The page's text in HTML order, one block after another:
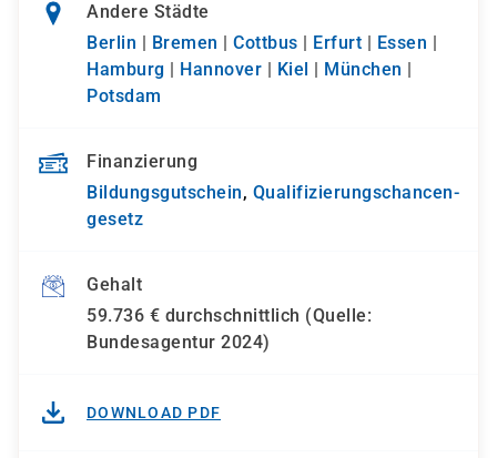
Andere Städte
Berlin | Bremen | Cottbus | Erfurt | Essen |
Hamburg | Hannover | Kiel | München |
Potsdam
Finanzierung
Bildungsgutschein, Qualifizierungs­chancen­
gesetz
Gehalt
59.736 € durchschnittlich (Quelle:
Bundesagentur 2024)
DOWNLOAD PDF